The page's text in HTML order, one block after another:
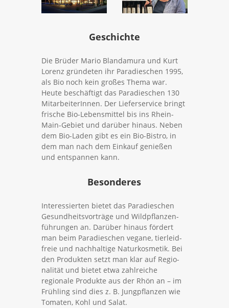
Geschichte
Die Brüder Mario Blandamura und Kurt
Lorenz grün­deten ihr Para­dieschen 1995,
als Bio noch kein großes Thema war.
Heute beschäftigt das Para­dieschen 130
Mit­ar­bei­te­rInnen. Der Lie­fer­service bringt
frische Bio-Lebens­mittel bis ins Rhein-
Main-Gebiet und darüber hinaus. Neben
dem Bio-Laden gibt es ein Bio-Bistro, in
dem man nach dem Einkauf genießen
und ent­spannen kann.
Besonderes
Inter­es­sierten bietet das Para­dieschen
Gesund­heits­vor­träge und Wild­pflan­zen­
füh­rungen an. Darüber hinaus fördert
man beim Para­dieschen vegane, tier­leid­
freie und nach­haltige Natur­kos­metik. Bei
den Pro­dukten setzt man klar auf Regio­
na­lität und bietet etwa zahl­reiche
regionale Pro­dukte aus der Rhön an – im
Frühling sind dies z. B. Jung­pflanzen wie
Tomaten, Kohl und Salat.